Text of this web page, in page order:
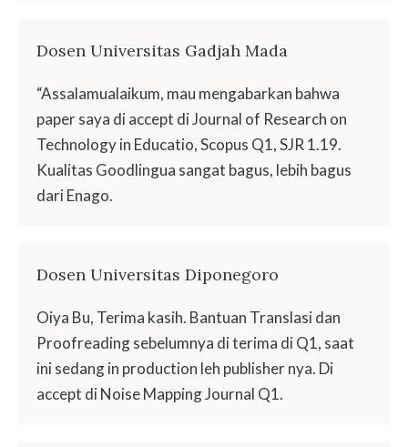
Dosen Universitas Gadjah Mada
“Assalamualaikum, mau mengabarkan bahwa
paper saya di accept di Journal of Research on
Technology in Educatio, Scopus Q1, SJR 1.19.
Kualitas Goodlingua sangat bagus, lebih bagus
dari Enago.
Dosen Universitas Diponegoro
Oiya Bu, Terima kasih. Bantuan Translasi dan
Proofreading sebelumnya di terima di Q1, saat
ini sedang in production leh publisher nya. Di
accept di Noise Mapping Journal Q1.